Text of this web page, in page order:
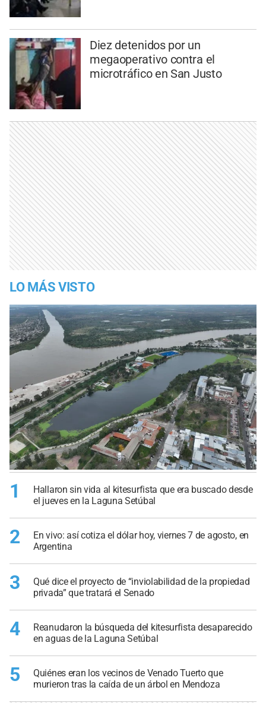
Diez detenidos por un
megaoperativo contra el
microtráfico en San Justo
LO MÁS VISTO
1
Hallaron sin vida al kitesurfista que era buscado desde
el jueves en la Laguna Setúbal
2
En vivo: así cotiza el dólar hoy, viernes 7 de agosto, en
Argentina
3
Qué dice el proyecto de “inviolabilidad de la propiedad
privada” que tratará el Senado
4
Reanudaron la búsqueda del kitesurfista desaparecido
en aguas de la Laguna Setúbal
5
Quiénes eran los vecinos de Venado Tuerto que
murieron tras la caída de un árbol en Mendoza